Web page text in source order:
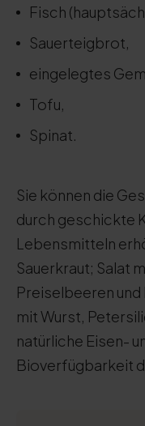
Fisch
Sauerteigbrot,
eingelegtes
Tofu,
Spinat.
Sie können die
durch geschickte
Lebensmitteln
Sauerkraut; Salat
Preiselbeeren
mit Wurst,
natürliche Eisen-
Bioverfügbarkeit